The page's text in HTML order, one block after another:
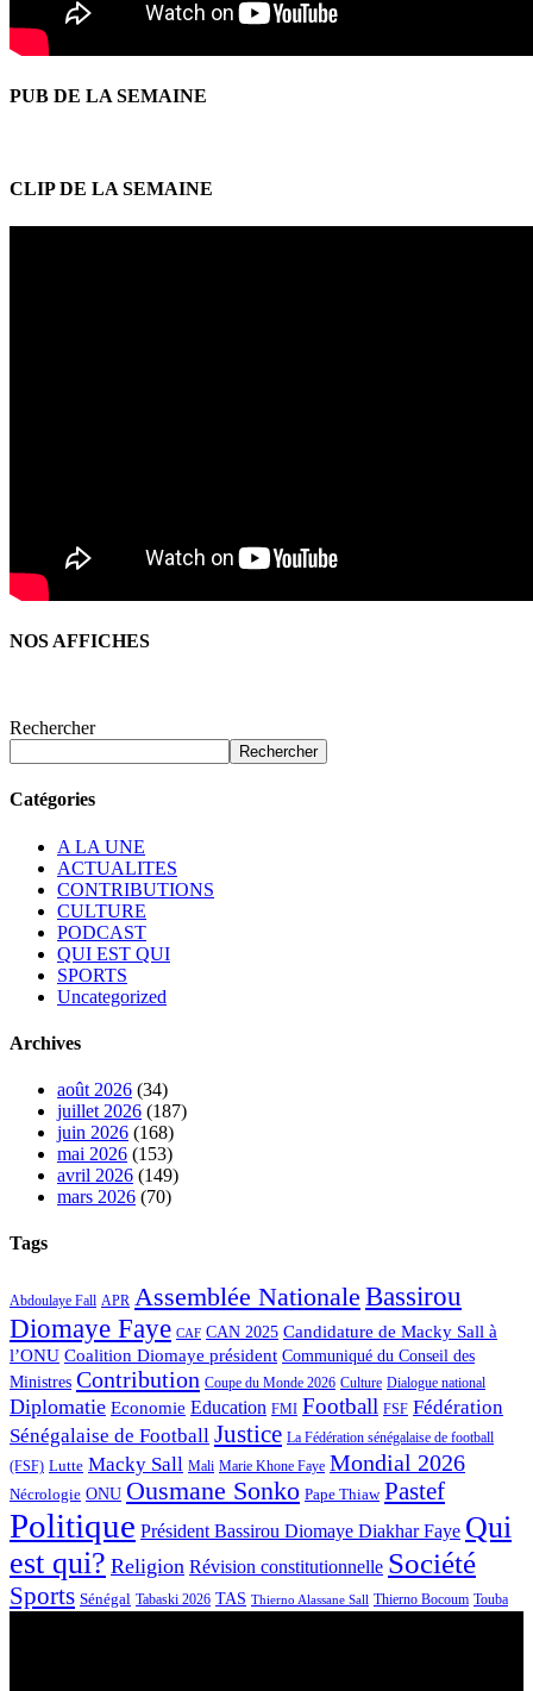
PUB DE LA SEMAINE
CLIP DE LA SEMAINE
NOS AFFICHES
Rechercher
Rechercher
Catégories
A LA UNE
ACTUALITES
CONTRIBUTIONS
CULTURE
PODCAST
QUI EST QUI
SPORTS
Uncategorized
Archives
août 2026 (34)
juillet 2026 (187)
juin 2026 (168)
mai 2026 (153)
avril 2026 (149)
mars 2026 (70)
Tags
Abdoulaye Fall APR Assemblée Nationale Bassirou
Diomaye Faye CAF CAN 2025 Candidature de Macky Sall à
l’ONU Coalition Diomaye président Communiqué du Conseil des
Ministres Contribution Coupe du Monde 2026 Culture Dialogue national
Diplomatie Economie Education FMI Football FSF Fédération
Sénégalaise de Football Justice La Fédération sénégalaise de football
(FSF) Lutte Macky Sall Mali Marie Khone Faye Mondial 2026
Nécrologie ONU Ousmane Sonko Pape Thiaw Pastef
Politique Président Bassirou Diomaye Diakhar Faye Qui
est qui? Religion Révision constitutionnelle Société
Sports Sénégal Tabaski 2026 TAS Thierno Alassane Sall Thierno Bocoum Touba